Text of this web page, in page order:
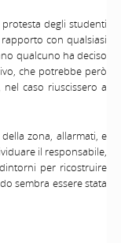
degli studenti
con qualsiasi
qualcuno ha deciso
che potrebbe però
caso riuscissero a
zona, allarmati, e
il responsabile,
per ricostruire
sembra essere stata